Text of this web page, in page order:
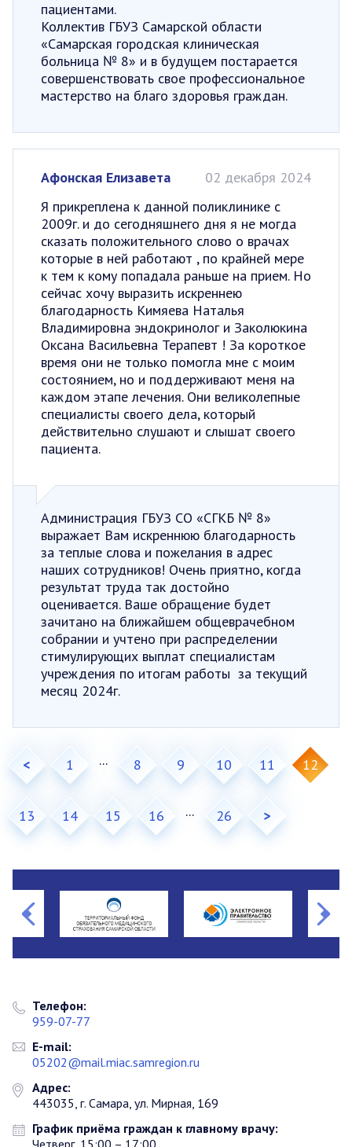
пациентами.
Коллектив ГБУЗ Самарской области
«Самарская городская клиническая
больница № 8» и в будущем постарается
совершенствовать свое профессиональное
мастерство на благо здоровья граждан.
Афонская Елизавета
02 декабря 2024
Я прикреплена к данной поликлинике с
2009г. и до сегодняшнего дня я не могда
сказать положительного слово о врачах
которые в ней работают , по крайней мере
к тем к кому попадала раньше на прием. Но
сейчас хочу выразить искреннею
благодарность Кимяева Наталья
Владимировна эндокринолог и Заколюкина
Оксана Васильевна Терапевт ! За короткое
время они не только помогла мне с моим
состоянием, но и поддерживают меня на
каждом этапе лечения. Они великолепные
специалисты своего дела, который
действительно слушают и слышат своего
пациента.
Администрация ГБУЗ СО «СГКБ № 8»
выражает Вам искреннюю благодарность
за теплые слова и пожелания в адрес
наших сотрудников! Очень приятно, когда
результат труда так достойно
оценивается. Ваше обращение будет
зачитано на ближайшем общеврачебном
собрании и учтено при распределении
стимулирующих выплат специалистам
учреждения по итогам работы за текущий
месяц 2024г.
< 1 ... 8 9 10 11 12
13 14 15 16 ... 26 >
Телефон:
959-07-77
E-mail:
05202@mail.miac.samregion.ru
Адрес:
443035, г. Самара, ул. Мирная, 169
График приёма граждан к главному врачу: